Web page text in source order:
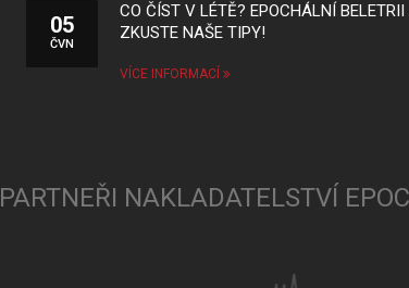
05
ČVN
CO ČÍST V LÉTĚ? EPOCHÁLNÍ BELETRII
ZKUSTE NAŠE TIPY!
VÍCE INFORMACÍ
PARTNEŘI NAKLADATELSTVÍ